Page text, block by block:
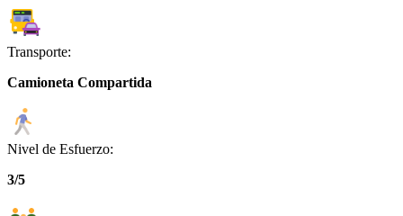
Transporte:
Camioneta Compartida
Nivel de Esfuerzo:
3/5